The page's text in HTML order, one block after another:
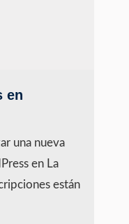
en
una nueva
en La
están